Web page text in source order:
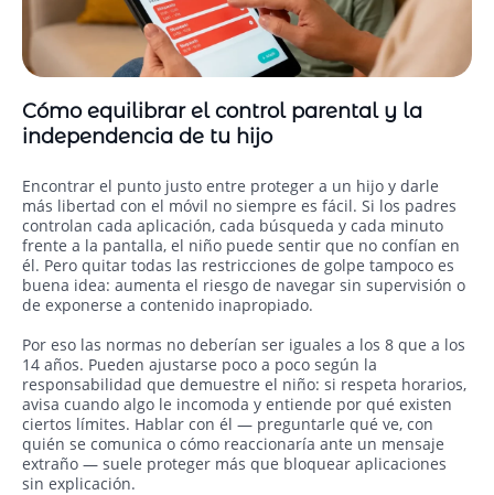
Cómo equilibrar el control parental y la
independencia de tu hijo
Encontrar el punto justo entre proteger a un hijo y darle
más libertad con el móvil no siempre es fácil. Si los padres
controlan cada aplicación, cada búsqueda y cada minuto
frente a la pantalla, el niño puede sentir que no confían en
él. Pero quitar todas las restricciones de golpe tampoco es
buena idea: aumenta el riesgo de navegar sin supervisión o
de exponerse a contenido inapropiado.
Por eso las normas no deberían ser iguales a los 8 que a los
14 años. Pueden ajustarse poco a poco según la
responsabilidad que demuestre el niño: si respeta horarios,
avisa cuando algo le incomoda y entiende por qué existen
ciertos límites. Hablar con él — preguntarle qué ve, con
quién se comunica o cómo reaccionaría ante un mensaje
extraño — suele proteger más que bloquear aplicaciones
sin explicación.